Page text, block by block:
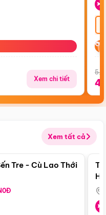
Xem chi tiết
Xem tất cả
Điểm nổi bật
Tre - Cù Lao Thới